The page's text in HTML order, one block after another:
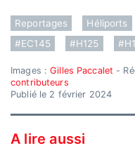
Reportages Héliports
#EC145
#H125
Images :Gilles Paccalet -
contributeurs
Publié le 2 février 2024
A lire aussi